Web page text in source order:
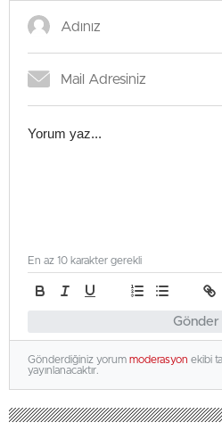
Gönder
En az 10 karakter gerekli
Gönderdiğiniz yorum moderasyon ekibi
yayınlanacaktır.